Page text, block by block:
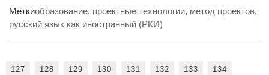
Меткиобразование, проектные технологии, метод проектов,
русский язык как иностранный (РКИ)
127 128 129 130 131 132 133
134